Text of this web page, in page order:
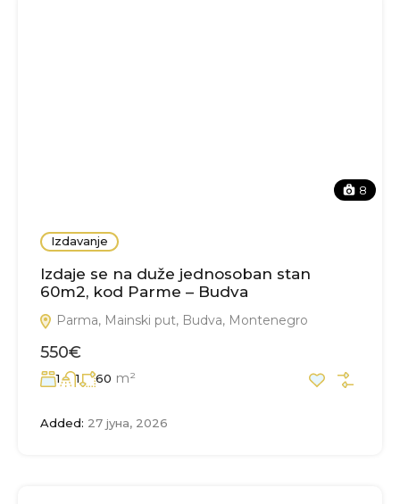
8
Izdavanje
Izdaje se na duže jednosoban stan
60m2, kod Parme – Budva
Parma, Mainski put, Budva, Montenegro
550€
1 1 60 m²
Added: 27 јуна, 2026